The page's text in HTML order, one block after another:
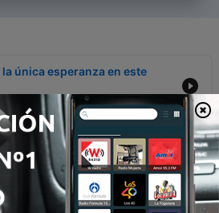
única esperanza en este
la iglesia Maranata
de Daniel